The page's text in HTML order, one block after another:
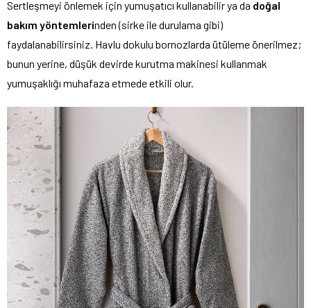
Sertleşmeyi önlemek için yumuşatıcı kullanabilir ya da doğal
bakım yöntemlerinden (sirke ile durulama gibi)
faydalanabilirsiniz. Havlu dokulu bornozlarda ütüleme önerilmez;
bunun yerine, düşük devirde kurutma makinesi kullanmak
yumuşaklığı muhafaza etmede etkili olur.